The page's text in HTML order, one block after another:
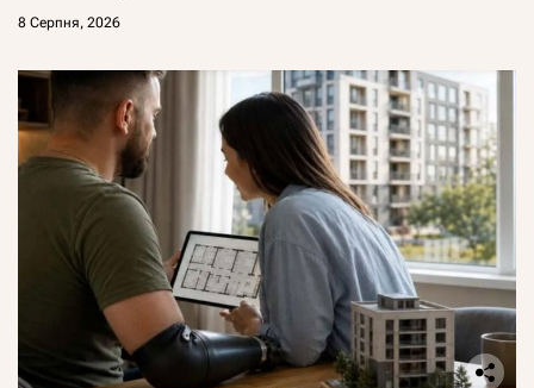
8 Серпня, 2026